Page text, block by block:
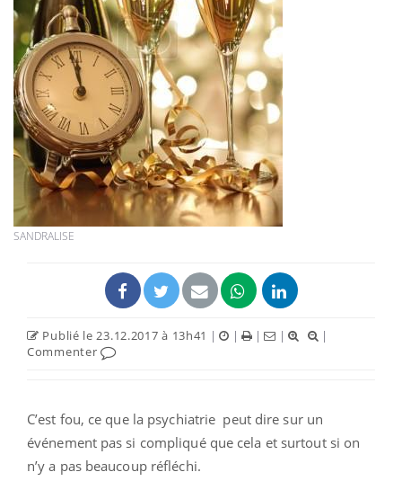
SANDRALISE
Publié le 23.12.2017 à 13h41 | | | |
|
Commenter
C’est fou, ce que la psychiatrie peut dire sur un
événement pas si compliqué que cela et surtout si on
n’y a pas beaucoup réfléchi.